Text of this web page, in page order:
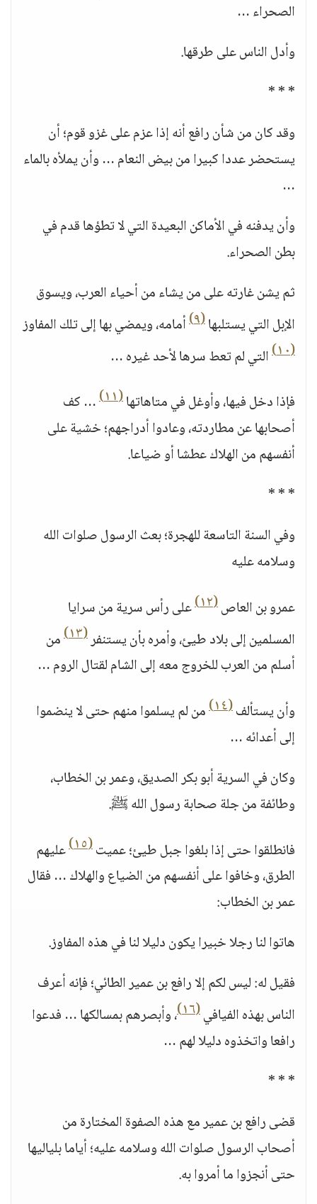
الصحراء …
وأدل الناس على طرقها.
* * *
وقد كان من شأن رافع أنه إذا عزم على غزو قوم؛ أن
يستحضر عددا كبيرا من بيض النعام … وأن يملأه بالماء
…
وأن يدفنه في الأماكن البعيدة التي لا تطؤها قدم في
بطن الصحراء.
ثم يشن غارته على من يشاء من أحياء العرب، ويسوق
الإبل التي يستلبها(٩)
أمامه، ويمضي بها إلى تلك المفاوز
(١٠)
التي لم تعط سرها لأحد غيره …
فإذا دخل فيها، وأوغل في متاهاتها(١١)
… كف
أصحابها عن مطاردته، وعادوا أدراجهم؛ خشية على
أنفسهم من الهلاك عطشا أو ضياعا.
* * *
وفي السنة التاسعة للهجرة؛ بعث الرسول صلوات الله
وسلامه عليه
عمرو بن العاص(١٢)
على رأس سرية من سرايا
المسلمين إلى بلاد طيئ، وأمره بأن يستنفر(١٣)
من
أسلم من العرب للخروج معه إلى الشام لقتال الروم …
وأن يستألف(١٤)
من لم يسلموا منهم حتى لا ينضموا
إلى أعدائه …
وكان في السرية أبو بكر الصديق، وعمر بن الخطاب،
وطائفة من جلة صحابة رسول الله ﷺ.
فانطلقوا حتى إذا بلغوا جبل طيئ؛ عميت(١٥)
عليهم
الطرق، وخافوا على أنفسهم من الضياع والهلاك … فقال
عمر بن الخطاب:
هاتوا لنا رجلا خبيرا يكون دليلا لنا في هذه المفاوز.
فقيل له: ليس لكم إلا رافع بن عمير الطائي؛ فإنه أعرف
الناس بهذه الفيافي(١٦)
، وأبصرهم بمسالكها … فدعوا
رافعا واتخذوه دليلا لهم …
* * *
قضى رافع بن عمير مع هذه الصفوة المختارة من
أصحاب الرسول صلوات الله وسلامه عليه؛ أياما بلياليها
حتى أنجزوا ما أمروا به.